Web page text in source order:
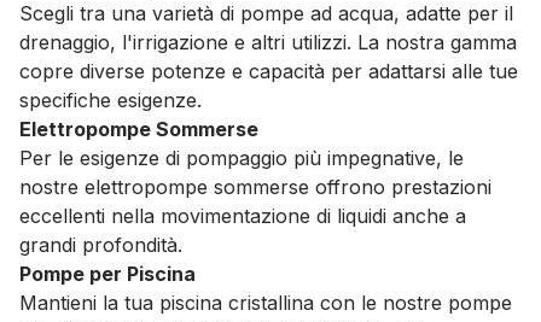
Scegli tra una varietà di pompe ad acqua, adatte per il
drenaggio, l'irrigazione e altri utilizzi. La nostra gamma
copre diverse potenze e capacità per adattarsi alle tue
specifiche esigenze.
Elettropompe Sommerse
Per le esigenze di pompaggio più impegnative, le
nostre elettropompe sommerse offrono prestazioni
eccellenti nella movimentazione di liquidi anche a
grandi profondità.
Pompe per Piscina
Mantieni la tua piscina cristallina con le nostre pompe